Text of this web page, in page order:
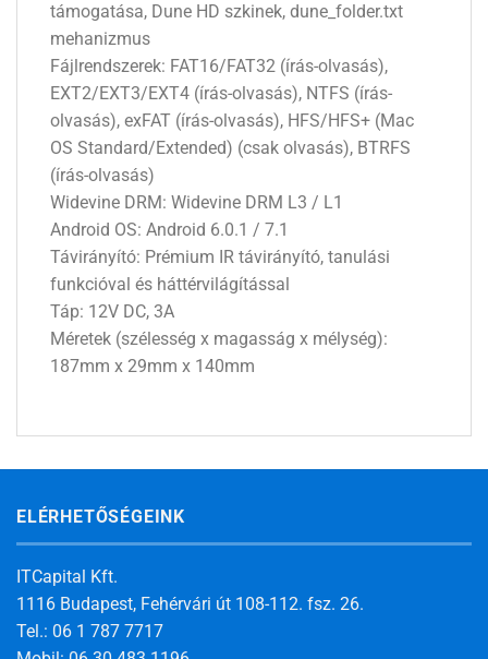
támogatása, Dune HD szkinek, dune_folder.txt
mehanizmus
Fájlrendszerek: FAT16/FAT32 (írás-olvasás),
EXT2/EXT3/EXT4 (írás-olvasás), NTFS (írás-
olvasás), exFAT (írás-olvasás), HFS/HFS+ (Mac
OS Standard/Extended) (csak olvasás), BTRFS
(írás-olvasás)
Widevine DRM: Widevine DRM L3 / L1
Android OS: Android 6.0.1 / 7.1
Távirányító: Prémium IR távirányító, tanulási
funkcióval és háttérvilágítással
Táp: 12V DC, 3A
Méretek (szélesség x magasság x mélység):
187mm x 29mm x 140mm
ELÉRHETŐSÉGEINK
ITCapital Kft.
1116 Budapest, Fehérvári út 108-112. fsz. 26.
Tel.: 06 1 787 7717